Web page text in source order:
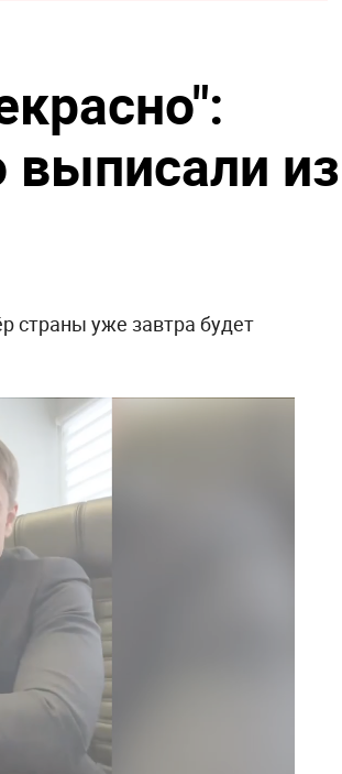
выписали из
страны уже завтра будет